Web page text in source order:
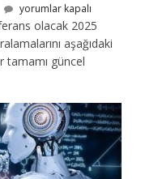
yorumlar kapalı
olacak 2025
aşağıdaki
tamamı güncel